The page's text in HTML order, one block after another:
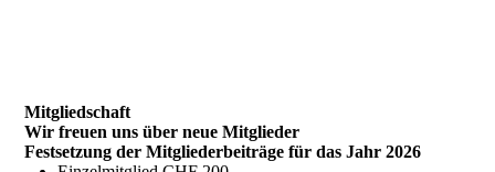
Mitgliedschaft
Wir freuen uns über neue Mitglieder
Festsetzung der Mitgliederbeiträge für das Jahr 2026